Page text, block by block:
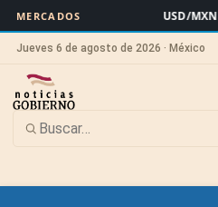
MERCADOS USD/MXN
Jueves 6 de agosto de 2026 · México